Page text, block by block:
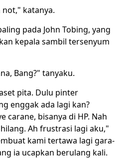
not," katanya.
pada John Tobing, yang
kepala sambil tersenyum
Bang?" tanyaku.
pita. Dulu pinter
enggak ada lagi kan?
carane, bisanya di HP. Nah
Ah frustrasi lagi aku,"
kami tertawa lagi gara-
ia ucapkan berulang kali.